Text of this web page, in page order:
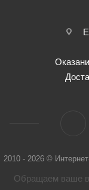
2010 - 2026 ©
Обращаем ваше